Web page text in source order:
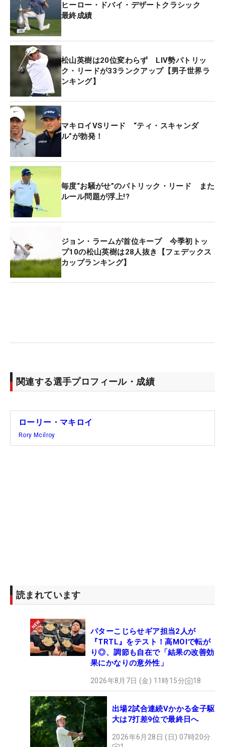
盤から好調で伸ばした。リードとは4打あった差
も、リードが10番でイーグルを奪うなどその勢いは
止まらず、一時は首位を奪われた。
だが、幸運の女神はマキロイに微笑んだ。17番でバ
ーディを奪って迎えた18番。ドライバーショットは
池方向へ飛んだが、ギリギリで止まった。フェアウ
ェイにレイアップをして、3打目は4メートルにつけ
た。外せばリードとプレーオフ、というシーンで、
マキロイはこれを沈めてみせた。
「思ったようにプレーができなったところで、感情
的になってしまうことは簡単だった。だから誰がリ
ードしているかを考えず、自分のプレーに集中し
た。本当にそれがうまくできたと思う。きょうはそ
んな自分の精神力の強さを発揮することができた」
と大きく胸を張った。
当然ながら、一騎打ちとなった相手がリードであっ
たことが、マキロイの精神状態に大きな影響を与え
た。PGAツアーを去って「LIVゴルフ」でプレーす
映像がSNSで拡散されると“マキロイVSリード”と大
きくファンを騒がせた。その後リードは「マキロイ
LIVゴルフに対抗するPGAツアーの急先鋒でもある
ヒーロー・ドバイ・デザートクラシック
最終成績
松山英樹は20位変わらず LIV勢パトリッ
ク・リードが33ランクアップ【男子世界ラ
ンキング】
マキロイVSリード “ティ・スキャンダ
ル”が勃発！
毎度“お騒がせ”のパトリック・リード また
ルール問題が浮上!?
ジョン・ラームが首位キープ 今季初トッ
プ10の松山英樹は28人抜き【フェデックス
カップランキング】
関連する選手プロフィール・成績
ローリー・マキロイ
Rory Mcilroy
読まれています
パターこじらせギア担当2人が
『TRTL』をテスト！高MOIで転が
り◎、調節も自在で「結果の改善効
果にかなりの意外性」
2026年8月7日 (金) 11時15分 18
出場2試合連続Vかかる金子駆
大は7打差9位で最終日へ
2026年6月28日 (日) 07時20分